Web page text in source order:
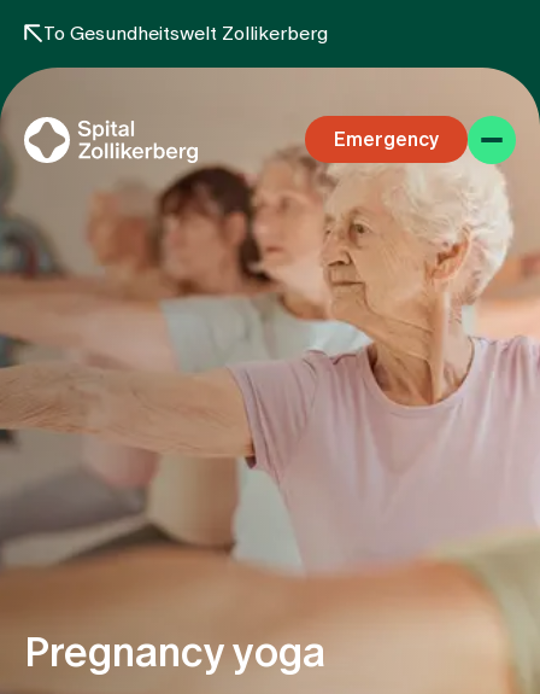
To Gesundheitswelt Zollikerberg
Emergency
Specialist areas
Team
Events
Pregnancy yoga